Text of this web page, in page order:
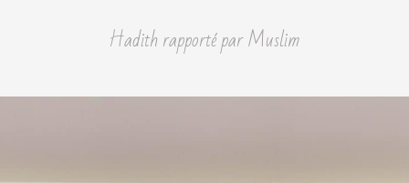
Hadith rapporté par Muslim